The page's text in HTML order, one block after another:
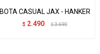
BOTA CASUAL JAX - HANKER
$ 2.490 $ 3.690